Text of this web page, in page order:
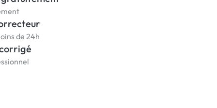
de 24h